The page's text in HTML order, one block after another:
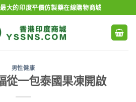
大的印度平價仿製藥在線購物商城
男性健康
從一包泰國果凍開啟